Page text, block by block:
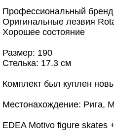
Профессиональный
Оригинальные лезвия
Хорошее состояние
Размер: 190
Стелька: 17.3 см
Комплект был куплен
Местонахождение: Рига,
EDEA Motivo figure skates